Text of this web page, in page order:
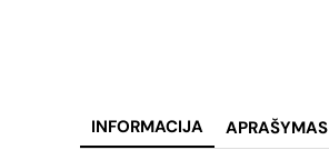
INFORMACIJA APRAŠYMAS